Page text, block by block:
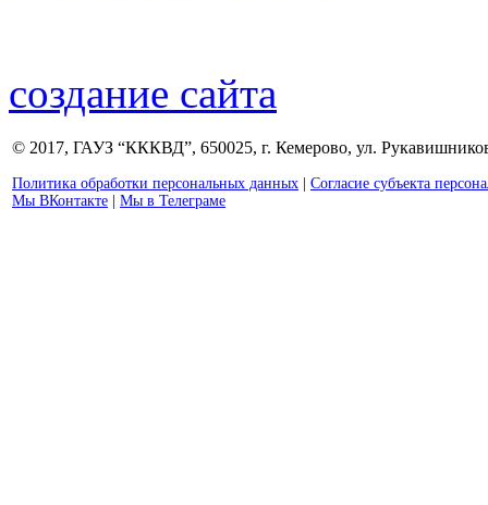
создание сайта
© 2017, ГАУЗ “КККВД”, 650025, г. Кемерово, ул.
Политика обработки персональных данных
Согласие субъекта
Мы ВКонтакте
Мы в Телеграме